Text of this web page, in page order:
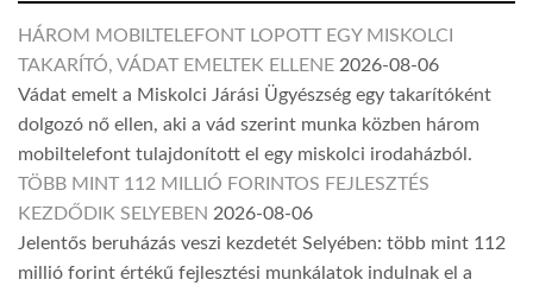
HÁROM MOBILTELEFONT LOPOTT EGY MISKOLCI
TAKARÍTÓ, VÁDAT EMELTEK ELLENE 2026-08-06
Vádat emelt a Miskolci Járási Ügyészség egy takarítóként
dolgozó nő ellen, aki a vád szerint munka közben három
mobiltelefont tulajdonított el egy miskolci irodaházból.
TÖBB MINT 112 MILLIÓ FORINTOS FEJLESZTÉS
KEZDŐDIK SELYEBEN 2026-08-06
Jelentős beruházás veszi kezdetét Selyében: több mint 112
millió forint értékű fejlesztési munkálatok indulnak el a